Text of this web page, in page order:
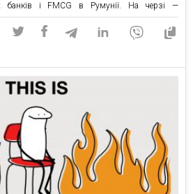
банків і FMCG в Румунії. На черзі —
в Україні. Охоплення ринку У серпні
в Україні охопив більше ніж півтори тисячі